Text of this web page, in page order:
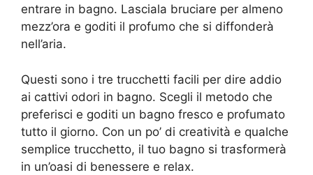
entrare in bagno. Lasciala bruciare per almeno
mezz’ora e goditi il profumo che si diffonderà
nell’aria.
Questi sono i tre trucchetti facili per dire addio
ai cattivi odori in bagno. Scegli il metodo che
preferisci e goditi un bagno fresco e profumato
tutto il giorno. Con un po’ di creatività e qualche
semplice trucchetto, il tuo bagno si trasformerà
in un’oasi di benessere e relax.